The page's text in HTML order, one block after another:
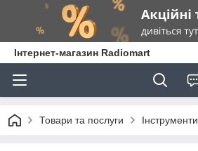
Інтернет-магазин Radiomart
Товари та послуги Інструменти